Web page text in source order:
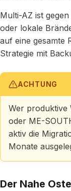
Multi-AZ ist
oder lokale
auf eine gesamte
Strategie mit
ACHTUNG
Wer produktive
oder ME-
aktiv die
Monate
Der Nahe